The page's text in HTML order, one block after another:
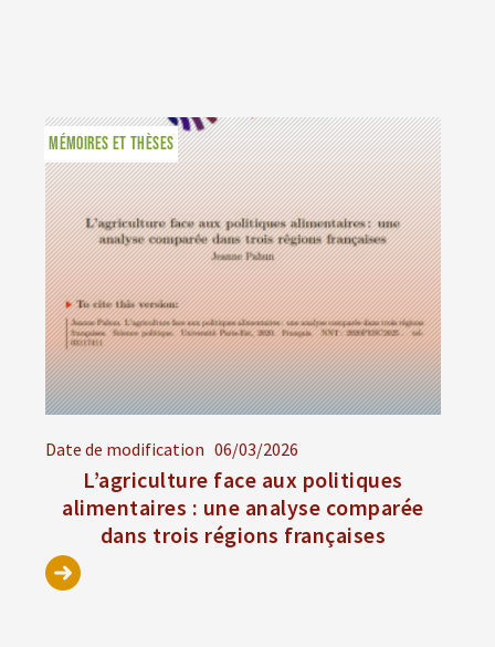
Date de modification 06/03/2026
L’agriculture face aux politiques
alimentaires : une analyse comparée
dans trois régions françaises
MÉMOIRES ET THÈSES